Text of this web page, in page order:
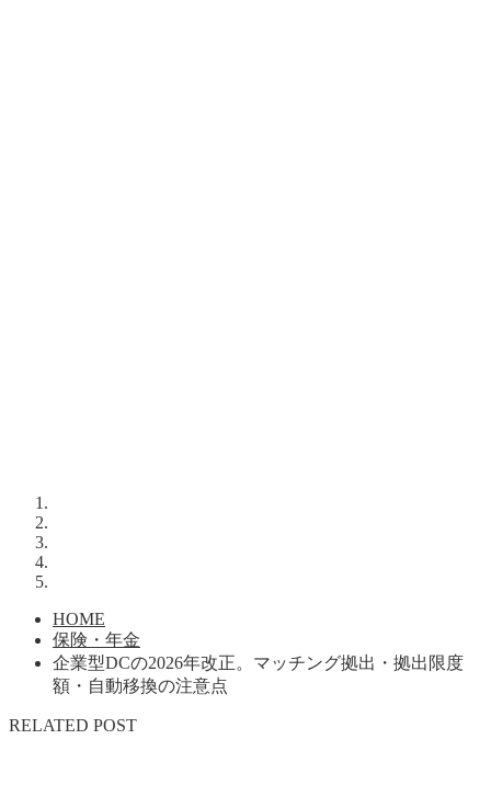
HOME
保険・年金
企業型DCの2026年改正。マッチング拠出・拠出限度
額・自動移換の注意点
RELATED POST